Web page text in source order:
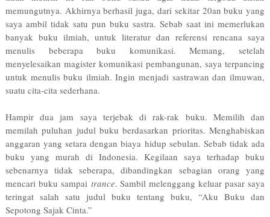
memungutnya. Akhirnya berhasil juga, dari sekitar 20an buku yang
saya ambil tidak satu pun buku sastra. Sebab saat ini memerlukan
banyak buku ilmiah, untuk literatur dan referensi rencana saya
menulis beberapa buku komunikasi. Memang, setelah
menyelesaikan magister komunikasi pembangunan, saya terpancing
untuk menulis buku ilmiah. Ingin menjadi sastrawan dan ilmuwan,
suatu cita-cita sederhana.
Hampir dua jam saya terjebak di rak-rak buku. Memilih dan
memilah puluhan judul buku berdasarkan prioritas. Menghabiskan
anggaran yang setara dengan biaya hidup sebulan. Sebab tidak ada
buku yang murah di Indonesia. Kegilaan saya terhadap buku
sebenarnya tidak seberapa, dibandingkan sebagian orang yang
mencari buku sampai trance. Sambil melenggang keluar pasar saya
teringat salah satu judul buku tentang buku, “Aku Buku dan
Sepotong Sajak Cinta.”